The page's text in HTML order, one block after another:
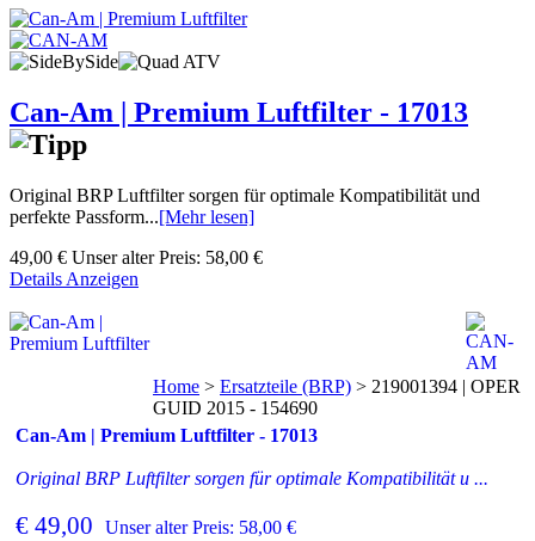
Can-Am | Premium Luftfilter - 17013
Original BRP Luftfilter sorgen für optimale Kompatibilität und
perfekte Passform...[Mehr lesen]
49,00 € Unser alter Preis: 58,00 €
Details Anzeigen
Can-Am | Premium Luftfilter - 17013
Original BRP Luftfilter sorgen für optimale Kompatibilität u ...
€ 49,00 Unser alter Preis: 58,00 €
Home > Ersatzteile (BRP) > 219001394 | OPER
GUID 2015 - 154690